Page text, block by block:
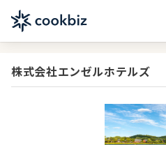
株式会社エンゼルホテルズ